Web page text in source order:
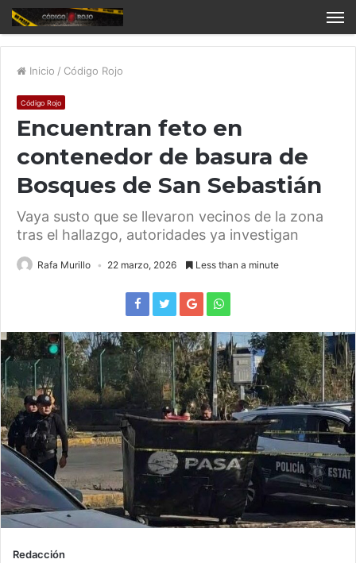
Inicio / Código Rojo
Código Rojo
Encuentran feto en
contenedor de basura de
Bosques de San Sebastián
Vaya susto que se llevaron vecinos de la zona
tras el hallazgo, autoridades ya investigan
Rafa Murillo 22 marzo, 2026 Less than a minute
Redacción